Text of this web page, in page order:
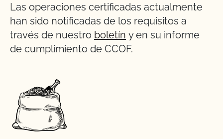
Las operaciones certificadas actualmente
han sido notificadas de los requisitos a
través de nuestro boletín y en su informe
de cumplimiento de CCOF.